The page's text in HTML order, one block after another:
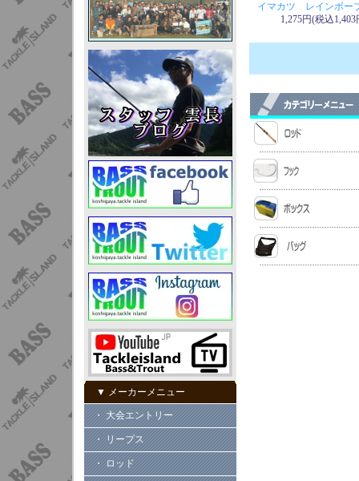
▼ メーカーメニュー
・ 大会エントリー
・ リープス
・ ロッド
イマカツ レインボー
1,275円(税込1,403